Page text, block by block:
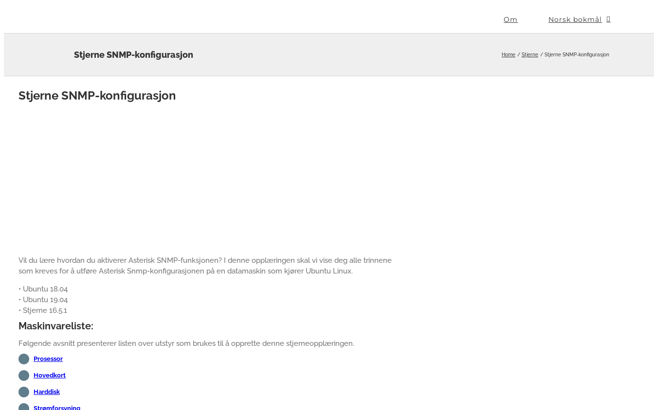
Om Norsk bokmål
Stjerne SNMP-konfigurasjon Home Stjerne Stjerne SNMP-konfigurasjon
Stjerne SNMP-konfigurasjon
Vil du lære hvordan du aktiverer Asterisk SNMP-funksjonen? I denne opplæringen skal vi vise deg alle trinnene
som kreves for å utføre Asterisk Snmp-konfigurasjonen på en datamaskin som kjører Ubuntu Linux.
• Ubuntu 18.04
• Ubuntu 19.04
• Stjerne 16.5.1
Maskinvareliste:
Følgende avsnitt presenterer listen over utstyr som brukes til å opprette denne stjerneopplæringen.
Prosessor
Hovedkort
Harddisk
Strømforsyning